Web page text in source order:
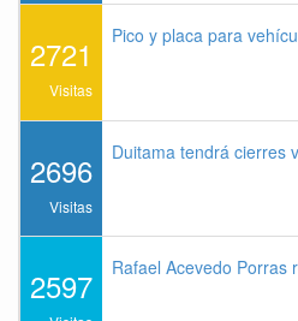
2721
Visitas
Pico y placa para
2696
Visitas
Duitama tendrá cierres
2597 Rafael Acevedo Porras